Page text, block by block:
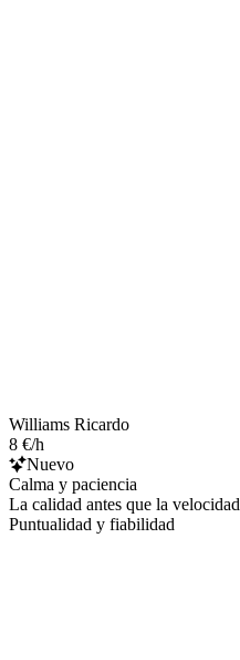
Williams Ricardo
8 €/h
Nuevo
Calma y paciencia
La calidad antes que la velocidad
Puntualidad y fiabilidad